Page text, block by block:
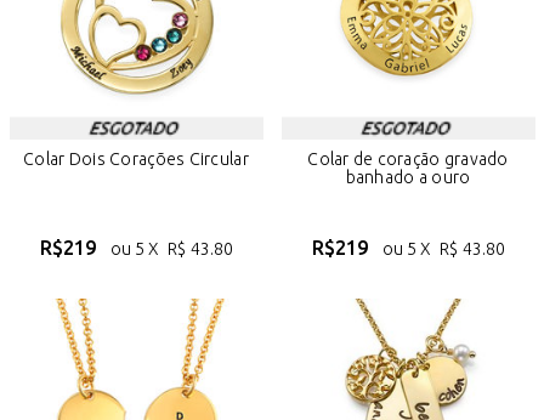
Colar Dois Corações Circular
R$219 ou 5 X R$ 43.80
Colar de coração gravado
banhado a ouro
R$219 ou 5 X R$ 43.80